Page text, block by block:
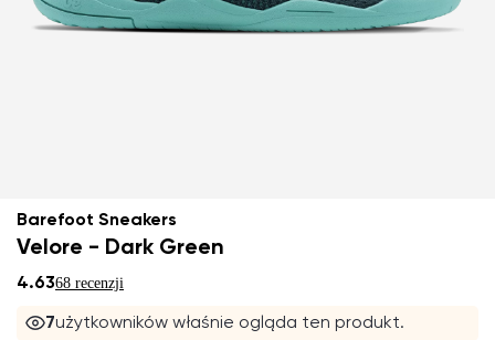
Barefoot Sneakers
Velore - Dark Green
4.6368 recenzji
7użytkowników właśnie ogląda ten produkt.